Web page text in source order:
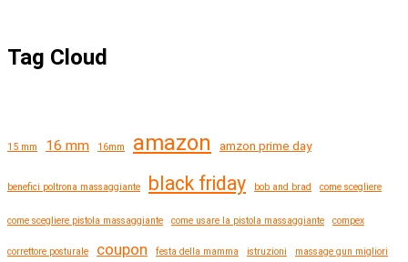
Tag Cloud
15 mm 16 mm 16mm amazon amzon prime day
benefici poltrona massaggiante black friday bob and brad come scegliere
come scegliere pistola massaggiante come usare la pistola massaggiante compex
correttore posturale coupon festa della mamma istruzioni massage gun migliori